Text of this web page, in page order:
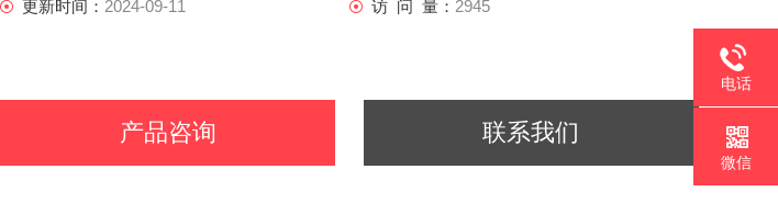
更新时间： 2024-09-11 访 问 量： 2945
产品咨询 联系我们
电话
微信